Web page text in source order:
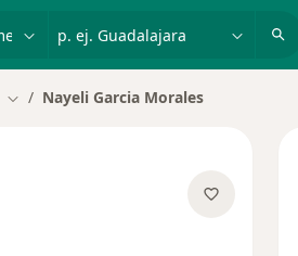
Cambiar de ciudad
Nayeli Garcia Morales